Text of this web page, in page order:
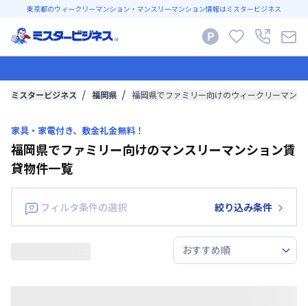
東京都のウィークリーマンション・マンスリーマンション情報はミスタービジネス
ミスタービジネス 福岡県 福岡県でファミリー向けのウィークリーマン
家具・家電付き、敷金礼金無料！
福岡県でファミリー向けのマンスリーマンション賃
貸物件一覧
フィルタ条件の選択 絞り込み条件